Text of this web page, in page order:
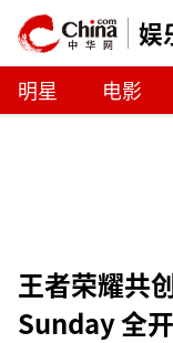
娱
明星 电影
王者荣耀共
Sunday 全